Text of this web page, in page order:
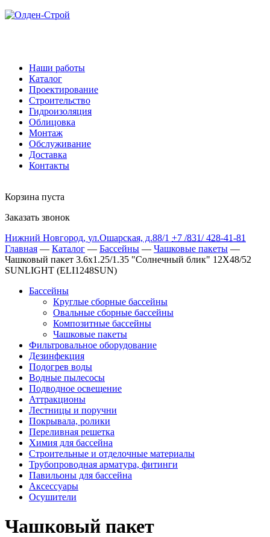
Наши работы
Каталог
Проектирование
Строительство
Гидроизоляция
Облицовка
Монтаж
Обслуживание
Доставка
Контакты
Корзина пуста
Заказать звонок
Нижний Новгород, ул.Ошарская, д.88/1 +7 /831/428-41-81
Главная — Каталог — Бассейны — Чашковые пакеты —
Чашковый пакет 3.6х1.25/1.35 "Солнечный блик" 12X48/52
SUNLIGHT (ELI1248SUN)
Бассейны
Круглые сборные бассейны
Овальные сборные бассейны
Композитные бассейны
Чашковые пакеты
Фильтровальное оборудование
Дезинфекция
Подогрев воды
Водные пылесосы
Подводное освещение
Аттракционы
Лестницы и поручни
Покрывала, ролики
Переливная решетка
Химия для бассейна
Строительные и отделочные материалы
Трубопроводная арматура, фитинги
Павильоны для бассейна
Аксессуары
Осушители
Чашковый пакет